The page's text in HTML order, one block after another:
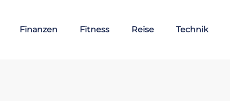
Finanzen Fitness Reise Technik